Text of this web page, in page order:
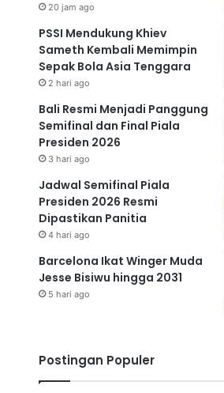
20 jam ago
PSSI Mendukung Khiev
Sameth Kembali Memimpin
Sepak Bola Asia Tenggara
2 hari ago
Bali Resmi Menjadi Panggung
Semifinal dan Final Piala
Presiden 2026
3 hari ago
Jadwal Semifinal Piala
Presiden 2026 Resmi
Dipastikan Panitia
4 hari ago
Barcelona Ikat Winger Muda
Jesse Bisiwu hingga 2031
5 hari ago
Postingan Populer